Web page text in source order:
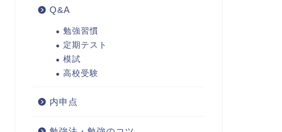
Q&A
勉強習慣
定期テスト
模試
高校受験
内申点